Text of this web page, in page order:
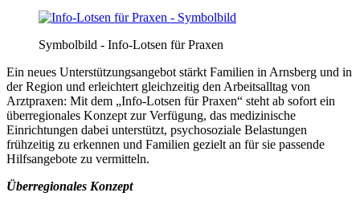
Symbolbild - Info-Lotsen für Praxen
Ein neues Unterstützungsangebot stärkt Familien in Arnsberg und in
der Region und erleichtert gleichzeitig den Arbeitsalltag von
Arztpraxen: Mit dem „Info-Lotsen für Praxen“ steht ab sofort ein
überregionales Konzept zur Verfügung, das medizinische
Einrichtungen dabei unterstützt, psychosoziale Belastungen
frühzeitig zu erkennen und Familien gezielt an für sie passende
Hilfsangebote zu vermitteln.
Überregionales Konzept